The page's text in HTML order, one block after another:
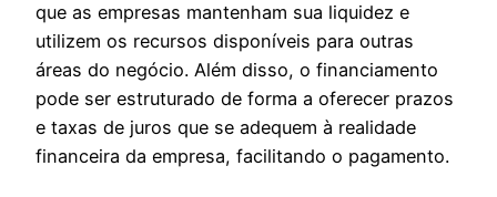
que as empresas mantenham sua liquidez e
utilizem os recursos disponíveis para outras
áreas do negócio. Além disso, o financiamento
pode ser estruturado de forma a oferecer prazos
e taxas de juros que se adequem à realidade
financeira da empresa, facilitando o pagamento.